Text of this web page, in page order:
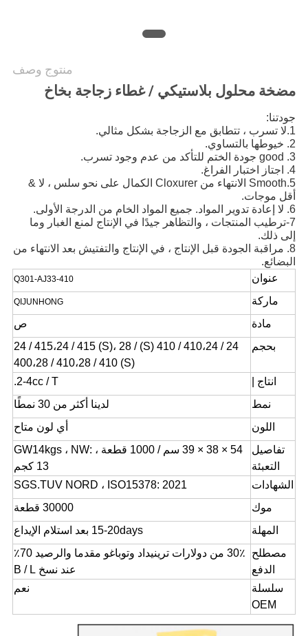
منتوج وصف
مضخة محلول بلاستيكي / غطاء زجاجة بخاخ
جودتنا:
1.لا تسرب ، تتطابق مع الزجاجة بشكل مثالي.
2. خيوطها بالتساوي.
3. good جودة الختم للتأكد من عدم وجود تسرب.
4. اجتاز اختبار الفراغ.
5.Smooth الانتهاء من Cloxurer الكمال على نحو سلس ، لا &
أقل موجات.
6. لا إعادة تدوير المواد. جميع المواد الخام من الدرجة الأولى.
7-ترطيب المنتجات ، والتظاهر جيدًا في الإنتاج لمنع الغبار وما
إلى ذلك.
8. مراقبة الجودة قبل الإنتاج ، في الإنتاج والتفتيش بعد الانتهاء من
البضائع.
عنوان
Q301-AJ33-410
ماركة QIJUNHONG
مادة
ص
بحجم
24 / 410،24 / 410 (S) 24 / 415،24 / 415 (S)، 28 /
400،28 / 410،28 / 410 (S)
انتاج |
2-4cc / T.
نمط
لدينا أكثر من 30 نمطًا
اللون
أي لون متاح
تفاصيل
التعبئة
54 × 38 × 39 سم / 1000 قطعة ، GW14kgs ، NW:
13 كجم
الشهادات
SGS.TUV NORD ، ISO15378: 2021
موك
30000 قطعة
المهلة
15-20days بعد استلام الإيداع
مصطلح
الدفع
30٪ من دولارات ترينيداد وتوباغو مقدما والرصيد 70٪
عند نسخ B / L
سلسلة
OEM
نعم